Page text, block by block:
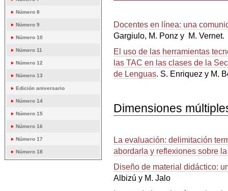
Número 8
Número 9
Número 10
Número 11
Número 12
Número 13
Edición aniversario
Número 14
Número 15
Número 16
Número 17
Número 18
Docentes en línea: una
Gargiulo, M. Ponz y M. Vernet.
El uso de las herramientas
las TAC en las clases de la
de Lenguas. S. Enriquez y M.
Dimensiones
La evaluación: delimitación
abordarla y reflexiones sobre
Diseño de material didáctico:
Albizú y M. Jalo